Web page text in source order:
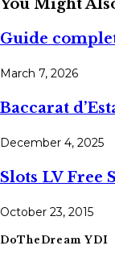
You Might
Guide
March 7, 2026
Baccarat
December 4, 2025
Slots LV Free
October 23, 2015
DoTheDream YDI